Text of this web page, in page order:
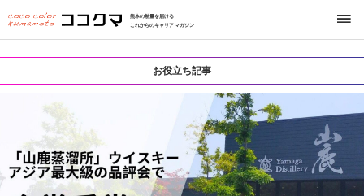
熊本の熱量を届ける
これからのキャリアマガジン
お役立ち記事